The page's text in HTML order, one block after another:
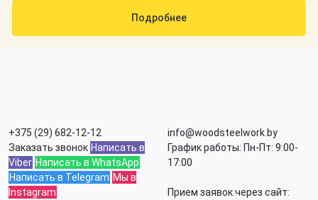
Подробнее
+375 (29) 682-12-12
Заказать звонок Написать в
Viber Написать в WhatsApp
Написать в Telegram Мы в
Instagram
info@woodsteelwork.by
График работы: Пн-Пт: 9:00-
17:00
Прием заявок через сайт: